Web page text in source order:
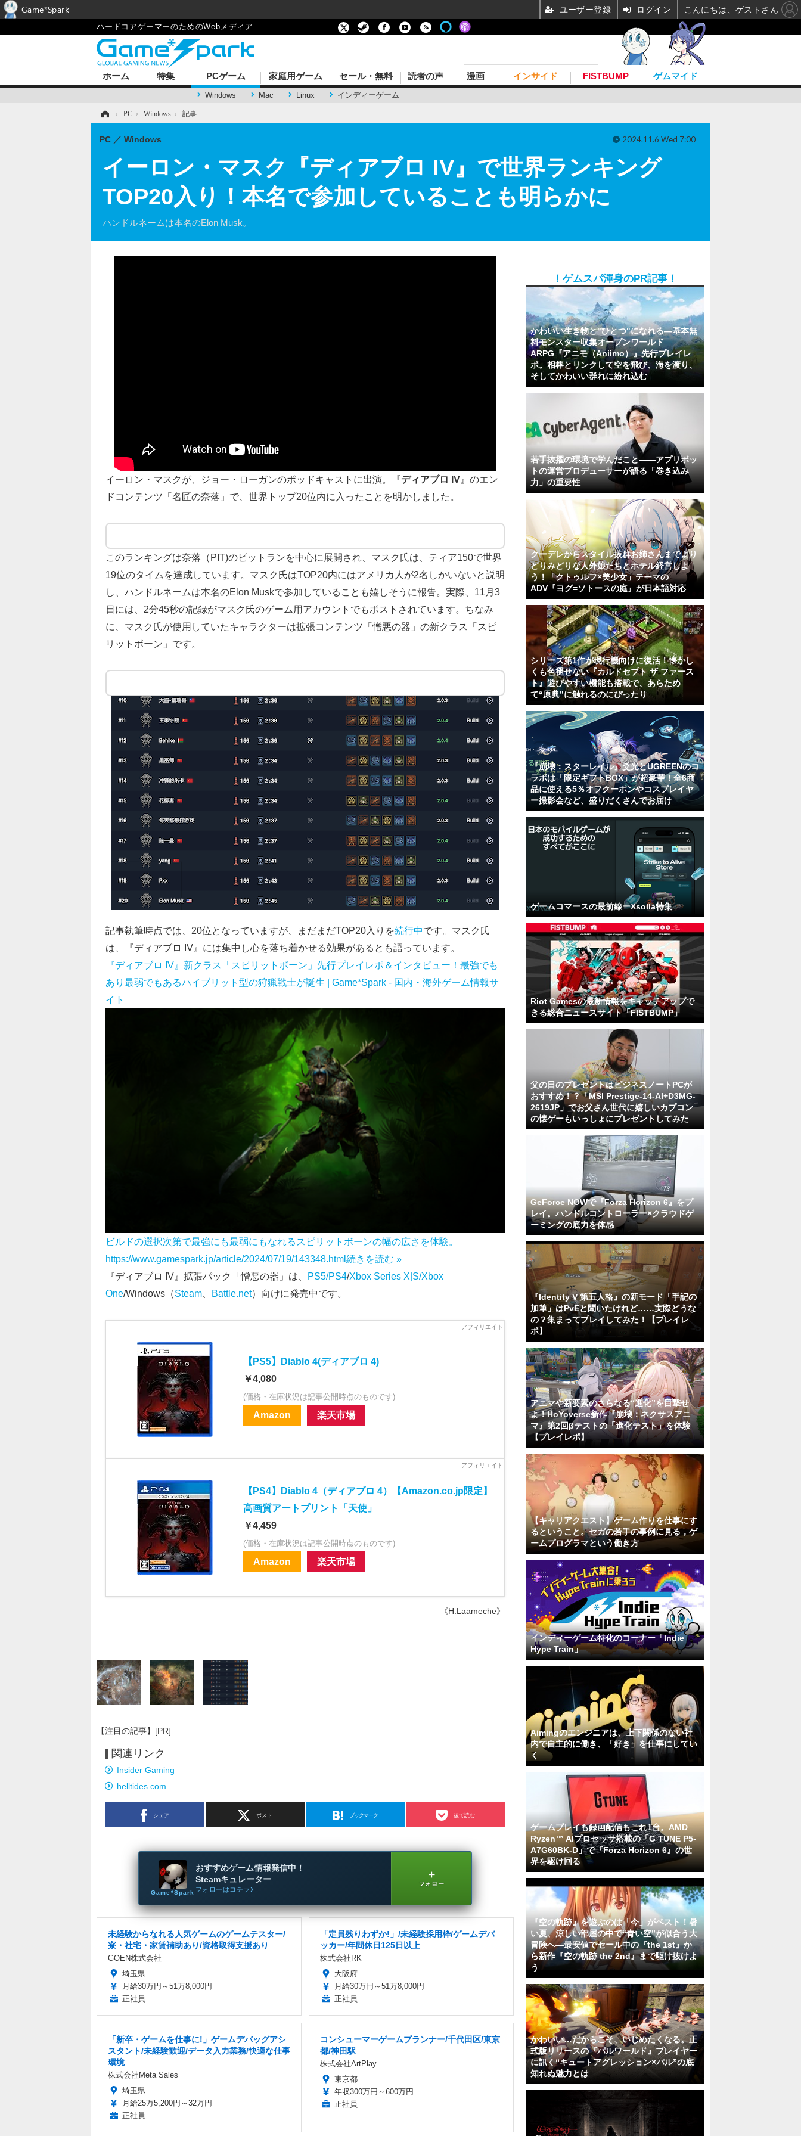
ハードコアゲーマーのためのWebメディア
ホーム 特集 PCゲーム
Windows Mac Linux インディーゲーム
家庭用ゲーム セール・無料 読者の声 漫画 インサイド FISTBUMP ゲムマイド
› PC › Windows › 記事
イーロン・マスク『ディアブロ IV』で世界ランキング
TOP20入り！本名で参加していることも明らかに
ハンドルネームは本名のElon Musk。
PC Windows 2024.11.6 Wed 7:00
イーロン・マスクが、ジョー・ローガンのポッドキャストに出演。『ディアブロ IV 』のエン
ドコンテンツ「名匠の奈落」で、世界トップ20位内に入ったことを明かしました。
このランキングは奈落（PIT)のピットランを中心に展開され、マスク氏は、ティア150で世界
19位のタイムを達成しています。マスク氏はTOP20内にはアメリカ人が2名しかいないと説明
し、ハンドルネームは本名のElon Muskで参加していることも嬉しそうに報告。実際、11月3
日には、2分45秒の記録がマスク氏のゲーム用アカウントでもポストされています。ちなみ
に、マスク氏が使用していたキャラクターは拡張コンテンツ「憎悪の器」の新クラス「スピ
リットボーン」です。
記事執筆時点では、20位となっていますが、まだまだTOP20入りを続行中です。マスク氏
は、『ディアブロ IV』には集中し心を落ち着かせる効果があるとも語っています。
『ディアブロ IV』新クラス「スピリットボーン」先行プレイレポ＆インタビュー！最強でも
あり最弱でもあるハイブリット型の狩猟戦士が誕生 | Game*Spark - 国内・海外ゲーム情報サ
イト
ビルドの選択次第で最強にも最弱にもなれるスピリットボーンの幅の広さを体験。
https://www.gamespark.jp/article/2024/07/19/143348.html 続きを読む »
『ディアブロ IV』拡張パック「憎悪の器」は、
PS5/PS4/Xbox Series X|S/Xbox
One/Windows（Steam Battle.net）向けに発売中です。
【PS5】Diablo 4(ディアブロ 4)
￥4,080
(価格・在庫状況は記事公開時点のものです)
Amazon 楽天市場
【PS4】Diablo 4（ディアブロ 4）【Amazon.co.jp限定】
高画質アートプリント「天使」
￥4,459
(価格・在庫状況は記事公開時点のものです)
Amazon 楽天市場
《H.Laameche》
【注目の記事】[PR]
関連リンク
Insider Gaming
helltides.com
シェア ポスト ブックマーク 後で読む
Game*Spark
おすすめゲーム情報発信中！
Steamキュレーター
フォローはコチラ
＋
フォロー
未経験からなれる人気ゲームのゲームテスター/
寮・社宅・家賃補助あり/資格取得支援あり
GOEN株式会社
埼玉県
月給30万円～51万8,000円
正社員
「定員残りわずか!」/未経験採用枠/ゲームデバ
ッカー/年間休日125日以上
株式会社RK
大阪府
月給30万円～51万8,000円
正社員
「新卒・ゲームを仕事に!」ゲームデバッグアシ
スタント/未経験歓迎/データ入力業務/快適な仕事
環境
株式会社Meta Sales
埼玉県
月給25万5,200円～32万円
正社員
コンシューマーゲームプランナー/千代田区/東京
都/神田駅
株式会社ArtPlay
東京都
年収300万円～600万円
正社員
！ゲムスパ渾身のPR記事！
かわいい生き物と"ひとつ"になれる―基本無
料モンスター収集オープンワールド
ARPG『アニモ（Aniimo）』先行プレイレ
ポ。相棒とリンクして空を飛び、海を渡り、
そしてかわいい群れに紛れ込む
若手抜擢の環境で学んだこと――アプリボッ
トの運営プロデューサーが語る「巻き込み
力」の重要性
クーデレからスタイル抜群お姉さんまでより
どりみどりな人外娘たちとホテル経営しよ
う！「クトゥルフ×美少女」テーマの
ADV『ヨグ=ソトースの庭』が日本語対応
シリーズ第1作が現行機向けに復活！懐かし
くも色褪せない『カルドセプト ザ ファース
ト』遊びやすい機能も搭載で、あらため
て“原典”に触れるのにぴったり
『崩壊：スターレイル』爻光とUGREENのコ
ラボは「限定ギフトBOX」が超豪華！全6商
品に使える5％オフクーポンやコスプレイヤ
ー撮影会など、盛りだくさんでお届け
ゲームコマースの最前線ーXsolla特集
Riot Gamesの最新情報をキャッチアップで
きる総合ニュースサイト「FISTBUMP」
父の日のプレゼントはビジネスノートPCが
おすすめ！？「MSI Prestige-14-AI+D3MG-
2619JP」でお父さん世代に嬉しいカプコン
の懐ゲーもいっしょにプレゼントしてみた
GeForce NOWで『Forza Horizon 6』をプ
レイ。ハンドルコントローラー×クラウドゲ
ーミングの底力を体感
『Identity V 第五人格』の新モード「手記の
加筆」はPvEと聞いたけれど……実際どうな
の？集まってプレイしてみた！【プレイレ
ポ】
アニマや新要素のさらなる“進化”を目撃せ
よ！HoYoverse新作『崩壊：ネクサスアニ
マ』第2回βテストの「進化テスト」を体験
【プレイレポ】
【キャリアクエスト】ゲーム作りを仕事にす
るということ。セガの若手の事例に見る，ゲ
ームプログラマという働き方
インディーゲーム特化のコーナー「Indie
Hype Train」
Aimingのエンジニアは、上下関係のない社
内で自主的に働き、「好き」を仕事にしてい
く
ゲームプレイも録画配信もこれ1台。AMD
Ryzen™ AIプロセッサ搭載の「G TUNE P5-
A7G60BK-D」で『Forza Horizon 6』の世
界を駆け回る
『空の軌跡』を遊ぶのは「今」がベスト！暑
い夏、涼しい部屋の中で“青い空”が似合う大
冒険へ―最安値でセール中の『the 1st』か
ら新作『空の軌跡 the 2nd』まで駆け抜けよ
う
かわいい…だからこそ、いじめたくなる。正
式版リリースの『パルワールド』プレイヤー
に訊く“キュートアグレッション×パル”の底
知れぬ魅力とは
Game*Spark ユーザー登録 ログイン こんにちは、ゲストさん